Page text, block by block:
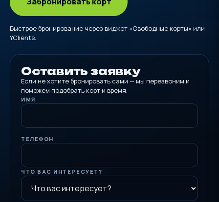
Быстрое бронирование через виджет «Свободные корты» или
YClients.
Оставить заявку
Если не хотите бронировать сами — мы перезвоним и
поможем подобрать корт и время.
ИМЯ
ТЕЛЕФОН
ЧТО ВАС ИНТЕРЕСУЕТ?